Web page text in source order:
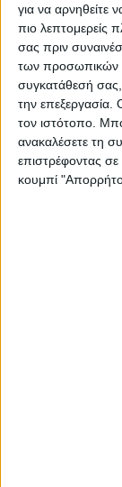
για να αρνηθείτε
πιο λεπτομερείς
σας πριν
των προσωπικών
συγκατάθεσή σας,
την επεξεργασία.
τον ιστότοπο.
ανακαλέσετε τη
επιστρέφοντας σε
κουμπί
κάθονται
έχουν
ξεπερνά τον
νέο Suzuki
τρικύλινδρο,
ονομασία